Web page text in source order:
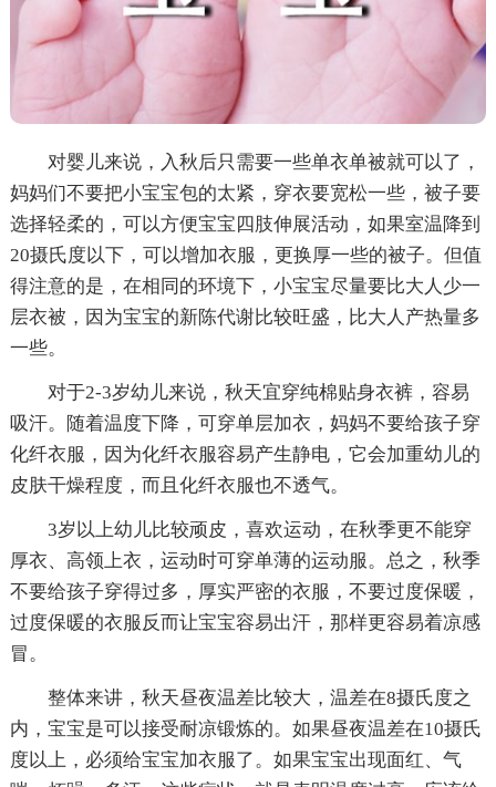
对婴儿来说，入秋后只需要一些单衣单被就可以了，
妈妈们不要把小宝宝包的太紧，穿衣要宽松一些，被子要
选择轻柔的，可以方便宝宝四肢伸展活动，如果室温降到
20摄氏度以下，可以增加衣服，更换厚一些的被子。但值
得注意的是，在相同的环境下，小宝宝尽量要比大人少一
层衣被，因为宝宝的新陈代谢比较旺盛，比大人产热量多
一些。
对于2-3岁幼儿来说，秋天宜穿纯棉贴身衣裤，容易
吸汗。随着温度下降，可穿单层加衣，妈妈不要给孩子穿
化纤衣服，因为化纤衣服容易产生静电，它会加重幼儿的
皮肤干燥程度，而且化纤衣服也不透气。
3岁以上幼儿比较顽皮，喜欢运动，在秋季更不能穿
厚衣、高领上衣，运动时可穿单薄的运动服。总之，秋季
不要给孩子穿得过多，厚实严密的衣服，不要过度保暖，
过度保暖的衣服反而让宝宝容易出汗，那样更容易着凉感
冒。
整体来讲，秋天昼夜温差比较大，温差在8摄氏度之
内，宝宝是可以接受耐凉锻炼的。如果昼夜温差在10摄氏
度以上，必须给宝宝加衣服了。如果宝宝出现面红、气